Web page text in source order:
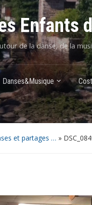
Enfants
de la danse, de la
Danses&Musique
et partages … »